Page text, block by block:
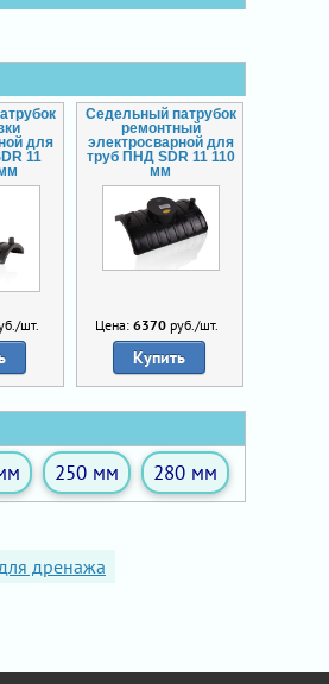
для
11
шт.
Седельный патрубок
ремонтный
электросварной для
труб ПНД SDR 11 110
мм
Цена: 6370руб./шт.
Купить
250 мм 280 мм
дренажа